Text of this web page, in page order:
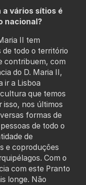
a vários sítios é
nacional?
II tem
de todo o território
contribuem, com
do D. Maria II,
ir a Lisboa
que temos
isso, nos últimos
formas de
de todo o
de
e coproduções
Com o
com este Pranto
longe. Não